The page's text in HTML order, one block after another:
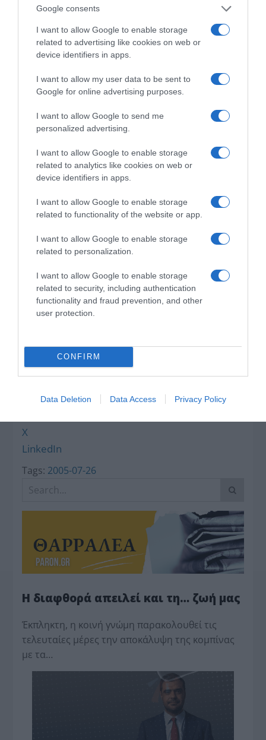
Google consents
I want to allow Google to enable storage
related to advertising like cookies on web or
device identifiers in apps.
I want to allow my user data to be sent to
Google for online advertising purposes.
I want to allow Google to send me
personalized advertising.
I want to allow Google to enable storage
related to analytics like cookies on web or
device identifiers in apps.
I want to allow Google to enable storage
related to functionality of the website or app.
I want to allow Google to enable storage
related to personalization.
I want to allow Google to enable storage
related to security, including authentication
functionality and fraud prevention, and other
user protection.
CONFIRM
Data Deletion Data Access Privacy Policy
«Μαγειρέματα»,
ένα… Τσουνάμι
Αλλαγών: Η Εβδομάδα
που Ανακάτεψε την
Ελληνικών Media
κυβέρνηση
εκλογές στο Μαξίμου
Ο καιρός των
X
LinkedIn
Tags: 2005-07-26
Η διαφθορά απειλεί και τη… ζωή μας
Έκπληκτη, η κοινή γνώμη παρακολουθεί τις
τελευταίες μέρες την αποκάλυψη της κο­μπίνας
με τα…